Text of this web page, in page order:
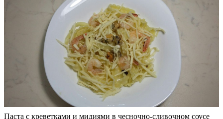
Паста с креветками и мидиями в чесночно-сливочном соусе